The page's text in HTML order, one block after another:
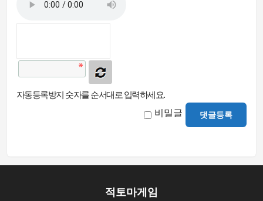
자동등록방지 숫자를 순서대로 입력하세요.
비밀글 댓글등록
적토마게임